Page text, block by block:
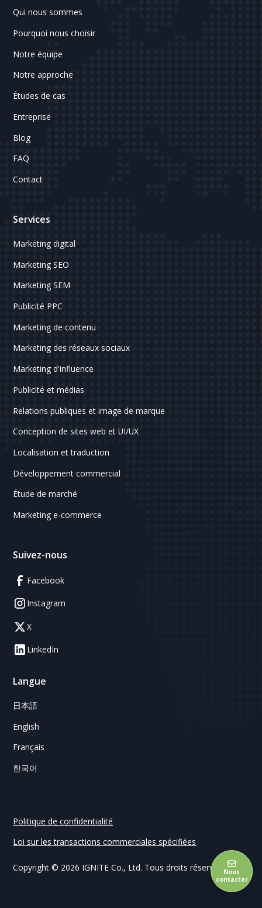
Qui nous sommes
Pourquoi nous choisir
Notre équipe
Notre approche
Études de cas
Entreprise
Blog
FAQ
Contact
Services
Marketing digital
Marketing SEO
Marketing SEM
Publicité PPC
Marketing de contenu
Marketing des réseaux sociaux
Marketing d'influence
Publicité et médias
Relations publiques et image de marque
Conception de sites web et UI/UX
Localisation et traduction
Développement commercial
Étude de marché
Marketing e-commerce
Suivez-nous
Facebook
Instagram
X
LinkedIn
Langue
日本語
English
Français
한국어
Copyright © 2026 IGNITE Co., Ltd. Tous droits réservés.
Politique de confidentialité
Loi sur les transactions commerciales spécifiées
Nous
contacter